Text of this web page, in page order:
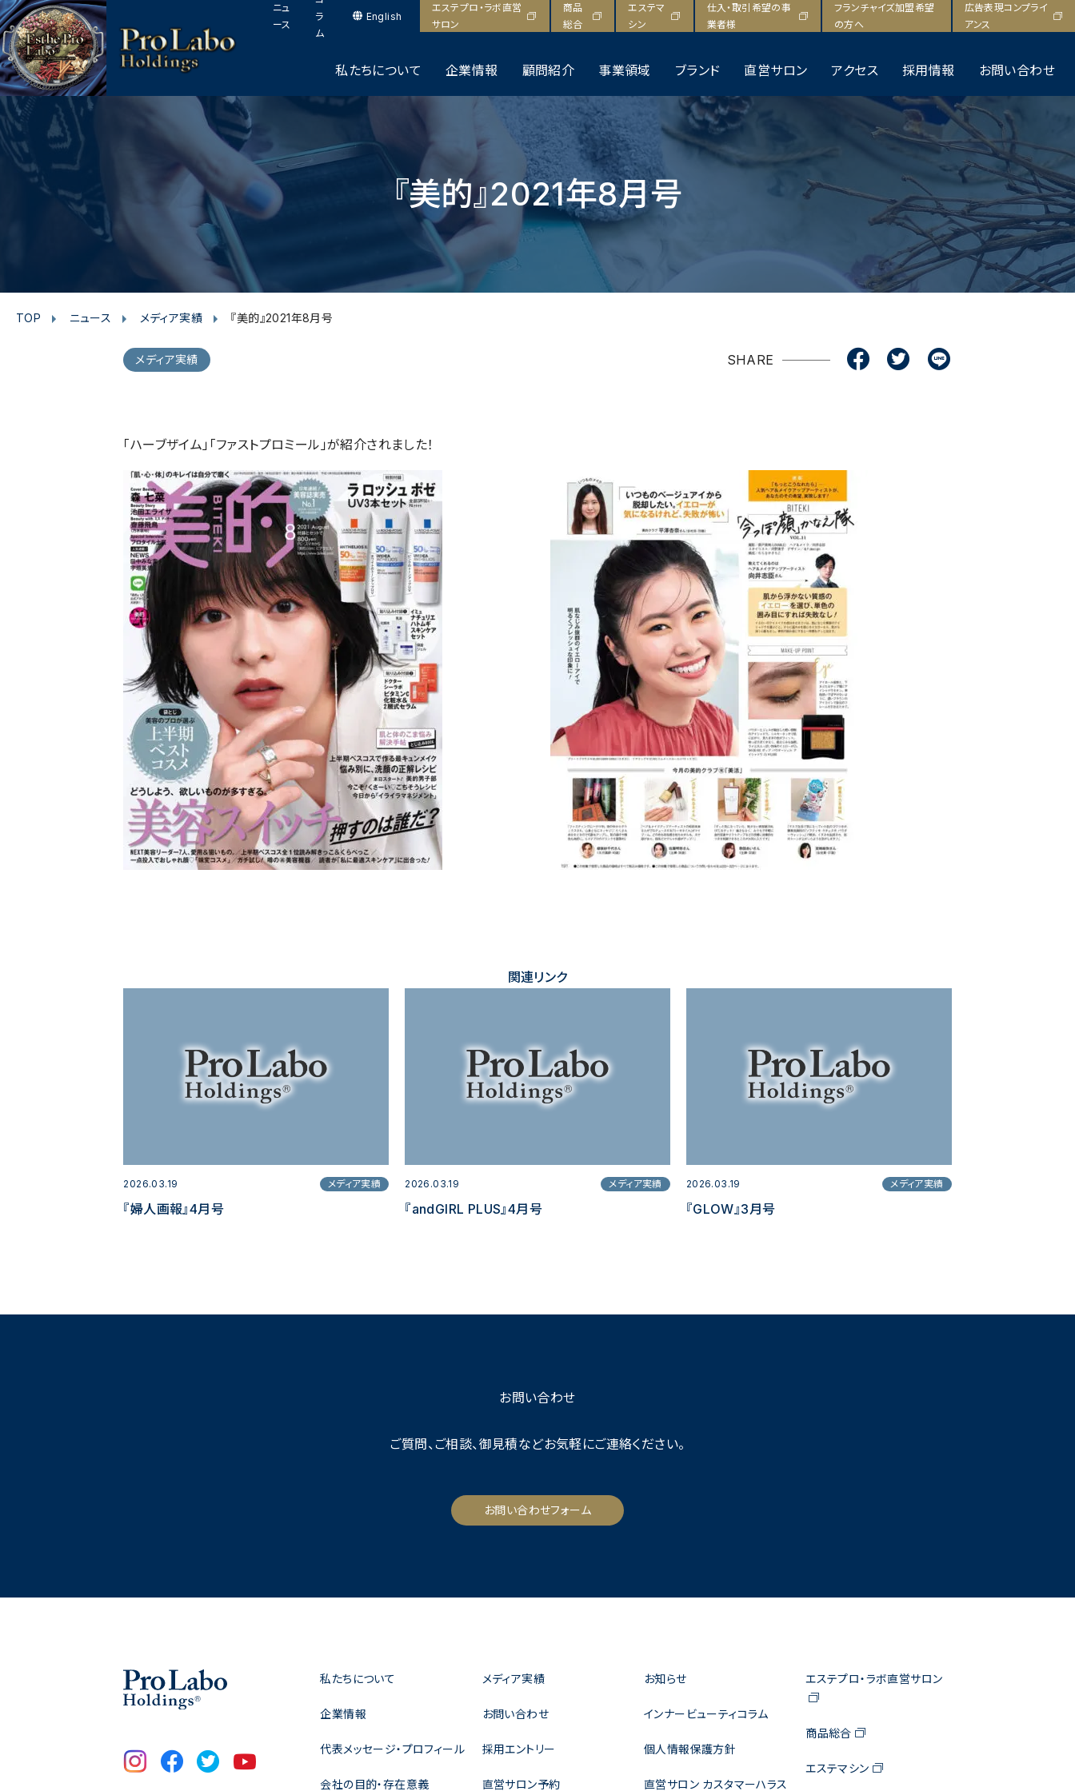
このページの本文へ
私たちについて 企業情報 顧問紹介 事業領域 ブランド 直営サロン アクセス 採用情報 お問い合わせ
ニュ
ース
ラ
ム
English
エステプロ・ラボ直営
サロン
商品
総合
エステマ
シン
仕入・取引希望の事
業者様
フランチャイズ加盟希望
の方へ
広告表現コンプライ
アンス
『美的』2021年8月号
TOP ニュース メディア実績 『美的』2021年8月号
SHARE
a
e
b
o
w
t
t
e
r
i
e
メディア実績
「ハーブザイム」「ファストプロミール」が紹介されました！
関連リンク
2026.03.19 メディア実績
『婦人画報』4月号
2026.03.19 メディア実績
『andGIRL PLUS』4月号
2026.03.19 メディア実績
『GLOW』3月号
お問い合わせ
ご質問、ご相談、御見積などお気軽にご連絡ください。
お問い合わせフォーム
p
a
g
e
t
o
p
私たちについて
企業情報
代表メッセージ・プロフィール
会社の目的・存在意義
メディア実績
お問い合わせ
採用エントリー
直営サロン予約
お知らせ
インナービューティコラム
個人情報保護方針
直営サロン カスタマーハラス
エステプロ・ラボ直営サロン
商品総合
エステマシン
n
s
t
a
c
e
b
o
k
i
t
e
r
u
e